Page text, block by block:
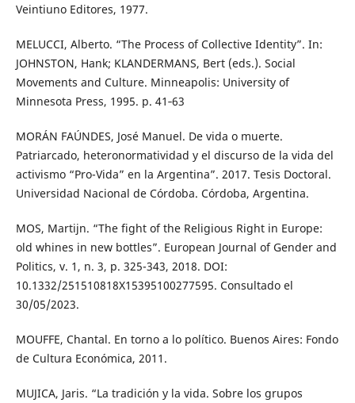
Veintiuno Editores, 1977.
MELUCCI, Alberto. “The Process of Collective Identity”. In:
JOHNSTON, Hank; KLANDERMANS, Bert (eds.). Social
Movements and Culture. Minneapolis: University of
Minnesota Press, 1995. p. 41‑63
MORÁN FAÚNDES, José Manuel. De vida o muerte.
Patriarcado, heteronormatividad y el discurso de la vida del
activismo “Pro-Vida” en la Argentina”. 2017. Tesis Doctoral.
Universidad Nacional de Córdoba. Córdoba, Argentina.
MOS, Martijn. “The fight of the Religious Right in Europe:
old whines in new bottles”. European Journal of Gender and
Politics, v. 1, n. 3, p. 325-343, 2018. DOI:
10.1332/251510818X15395100277595. Consultado el
30/05/2023.
MOUFFE, Chantal. En torno a lo político. Buenos Aires: Fondo
de Cultura Económica, 2011.
MUJICA, Jaris. “La tradición y la vida. Sobre los grupos